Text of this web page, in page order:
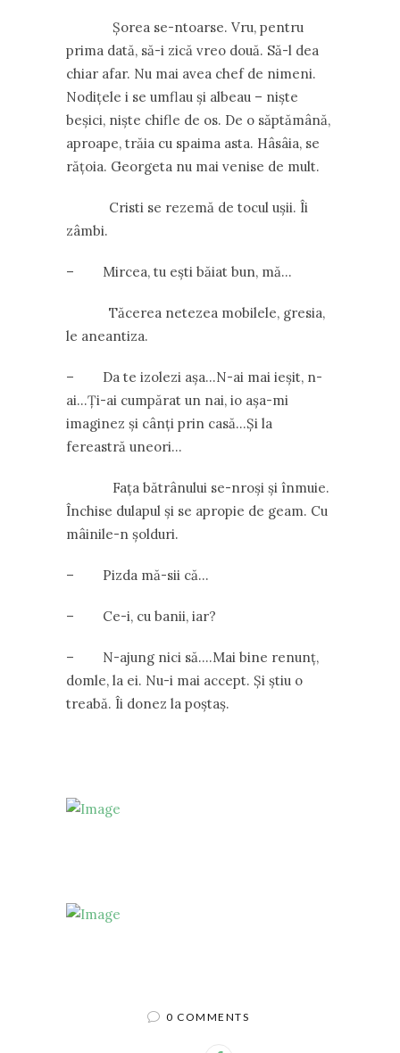
Șorea se-ntoarse. Vru, pentru
prima dată, să-i zică vreo două. Să-l dea
chiar afar. Nu mai avea chef de nimeni.
Nodițele i se umflau și albeau – niște
beșici, niște chifle de os. De o săptămână,
aproape, trăia cu spaima asta. Hâsâia, se
rățoia. Georgeta nu mai venise de mult.
Cristi se rezemă de tocul ușii. Îi
zâmbi.
– Mircea, tu ești băiat bun, mă…
Tăcerea netezea mobilele, gresia,
le aneantiza.
– Da te izolezi așa…N-ai mai ieșit, n-
ai…Ți-ai cumpărat un nai, io așa-mi
imaginez și cânți prin casă…Și la
fereastră uneori…
Fața bătrânului se-nroși și înmuie.
Închise dulapul și se apropie de geam. Cu
mâinile-n șolduri.
– Pizda mă-sii că…
– Ce-i, cu banii, iar?
– N-ajung nici să….Mai bine renunț,
domle, la ei. Nu-i mai accept. Și știu o
treabă. Îi donez la poștaș.
0 COMMENTS